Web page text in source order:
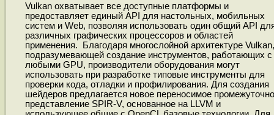
Vulkan охватывает все доступные платформы и
предоставляет единый API для настольных, мобильных
систем и Web, позволяя использовать один общий API
различных графических процессоров и областей
применения. Благодаря многослойной архитектуре Vulkan,
подразумевающей создание инструментов, работающих с
любыми GPU, производители оборудования могут
использовать при разработке типовые инструменты для
проверки кода, отладки и профилирования. Для создания
шейдеров предлагается новое переносимое
представление SPIR-V, основанное на LLVM и